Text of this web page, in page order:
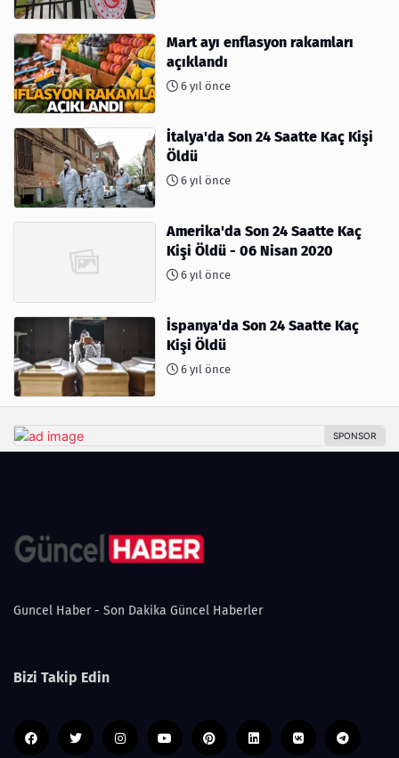
Mart ayı enflasyon rakamları
açıklandı
6 yıl önce
İtalya'da Son 24 Saatte Kaç Kişi
Öldü
6 yıl önce
Amerika'da Son 24 Saatte Kaç
Kişi Öldü - 06 Nisan 2020
6 yıl önce
İspanya'da Son 24 Saatte Kaç
Kişi Öldü
6 yıl önce
Guncel Haber - Son Dakika Güncel Haberler
Bizi Takip Edin